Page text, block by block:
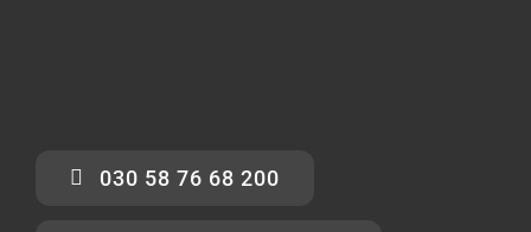
030 58 76 68 200